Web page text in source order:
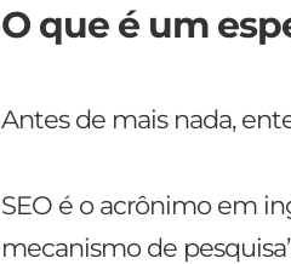
O que é um
Antes de mais nada,
SEO é o acrônimo em
mecanismo de